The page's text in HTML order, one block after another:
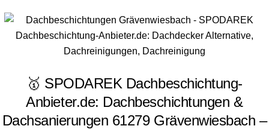
🥇 SPODAREK Dachbeschichtung-
Anbieter.de: Dachbeschichtungen &
Dachsanierungen 61279 Grävenwiesbach –